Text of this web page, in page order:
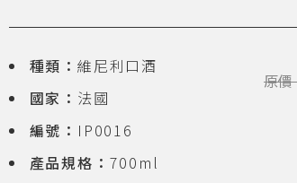
種類： 維尼利口酒
國家： 法國
編號： IP0016
產品規格： 700ml
原價